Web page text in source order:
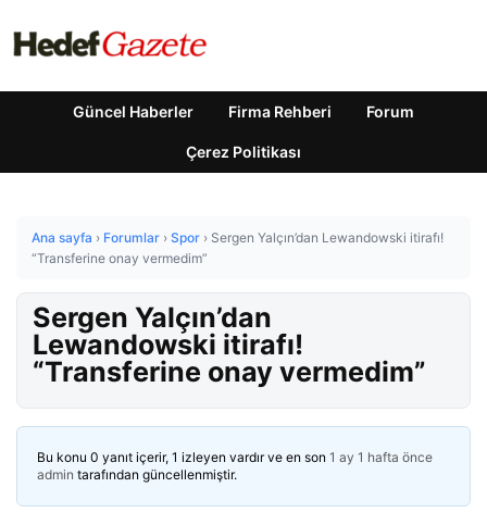
Güncel Haberler Firma Rehberi Forum
Çerez Politikası
Ana sayfa › Forumlar › Spor › Sergen Yalçın’dan Lewandowski itirafı!
“Transferine onay vermedim”
Sergen Yalçın’dan
Lewandowski itirafı!
“Transferine onay vermedim”
Bu konu 0 yanıt içerir, 1 izleyen vardır ve en son 1 ay 1 hafta önce
admin tarafından güncellenmiştir.